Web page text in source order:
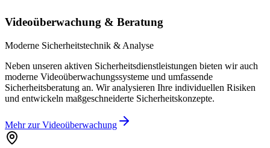
Videoüberwachung & Beratung
Moderne Sicherheitstechnik & Analyse
Neben unseren aktiven Sicherheitsdienstleistungen bieten wir auch
moderne Videoüberwachungssysteme und umfassende
Sicherheitsberatung an. Wir analysieren Ihre individuellen Risiken
und entwickeln maßgeschneiderte Sicherheitskonzepte.
Mehr zur Videoüberwachung